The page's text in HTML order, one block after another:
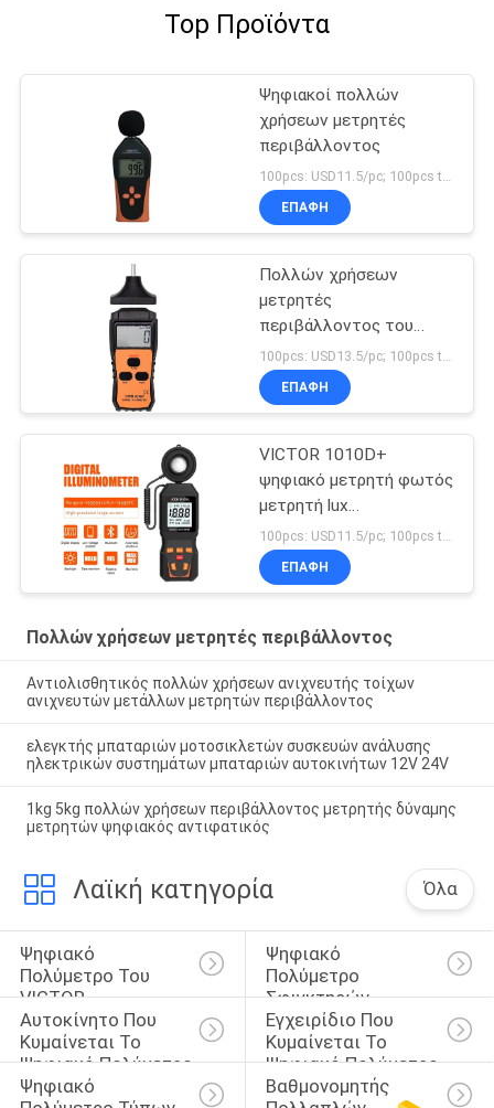
Top Προϊόντα
Ψηφιακοί πολλών
χρήσεων μετρητές
περιβάλλοντος
100pcs: USD11.5/pc; 100pcs to 500pcs: USD11/pc; 500pcs to 1000pcs: USD10.5; Above 3000pcs: USD10/pc MOQ:100PCS
ΕΠΑΦΉ
Πολλών χρήσεων
μετρητές
περιβάλλοντος του
VICTOR 6236P
ΕΠΑΦΉ
VICTOR 1010D+
ψηφιακό μετρητή φωτός
μετρητή lux
0~200000lux φθηνό
μετρητή φωτεινότητας
lux για LED
ΕΠΑΦΉ
Πολλών χρήσεων μετρητές περιβάλλοντος
Αντιολισθητικός πολλών χρήσεων ανιχνευτής τοίχων
ανιχνευτών μετάλλων μετρητών περιβάλλοντος
ελεγκτής μπαταριών μοτοσικλετών συσκευών ανάλυσης
ηλεκτρικών συστημάτων μπαταριών αυτοκινήτων 12V 24V
1kg 5kg πολλών χρήσεων περιβάλλοντος μετρητής δύναμης
μετρητών ψηφιακός αντιφατικός
Λαϊκή κατηγορία Όλα
Ψηφιακό
Πολύμετρο Του
VICTOR
Ψηφιακό
Πολύμετρο
Σφιγκτηρών
Αυτοκίνητο Που
Κυμαίνεται Το
Ψηφιακό Πολύμετρο
Εγχειρίδιο Που
Κυμαίνεται Το
Ψηφιακό Πολύμετρο
Ψηφιακό
Βαθμονομητής